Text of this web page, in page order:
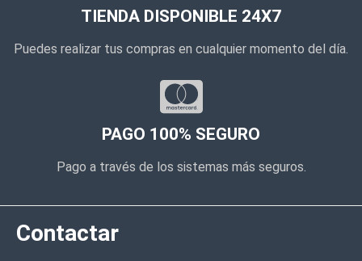
TIENDA DISPONIBLE 24X7
Puedes realizar tus compras en cualquier momento del día.
PAGO 100% SEGURO
Pago a través de los sistemas más seguros.
Contactar